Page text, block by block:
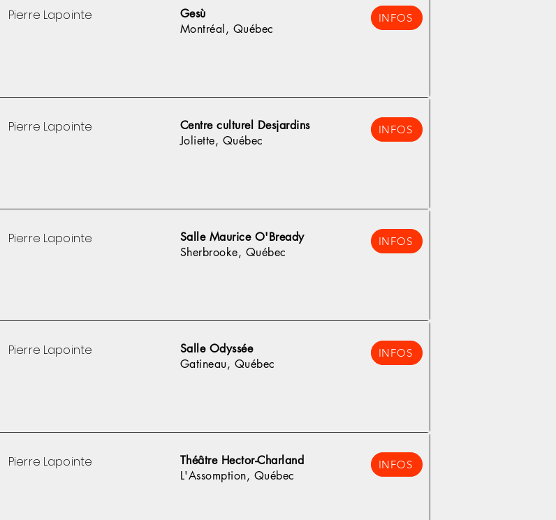
Pierre Lapointe
Gesù
Montréal, Québec
INFOS
Pierre Lapointe
Centre culturel Desjardins
Joliette, Québec
INFOS
Pierre Lapointe
Salle Maurice O'Bready
Sherbrooke, Québec
INFOS
Pierre Lapointe
Salle Odyssée
Gatineau, Québec
INFOS
Pierre Lapointe
Théâtre Hector-Charland
L'Assomption, Québec
INFOS